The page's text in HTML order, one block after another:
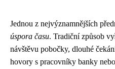
Jednou z nejvýznamnějších
úspora času. Tradiční způsob
návštěvu pobočky, dlouhé
hovory s pracovníky banky